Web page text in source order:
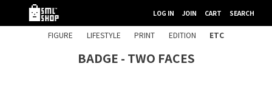
LOG IN JOIN CART SEARCH
FIGURE LIFESTYLE PRINT EDITION ETC
BADGE - TWO FACES